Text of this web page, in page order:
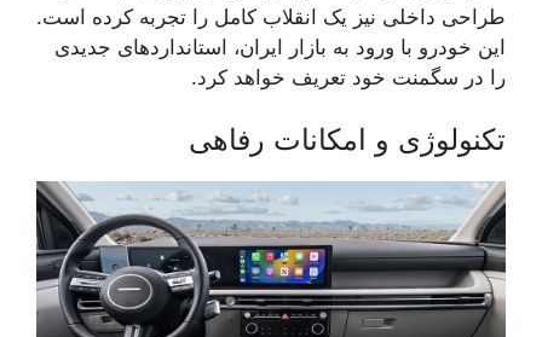
طراحی داخلی نیز یک انقلاب کامل را تجربه کرده است.
این خودرو با ورود به بازار ایران، استانداردهای جدیدی
را در سگمنت خود تعریف خواهد کرد.
تکنولوژی و امکانات رفاهی